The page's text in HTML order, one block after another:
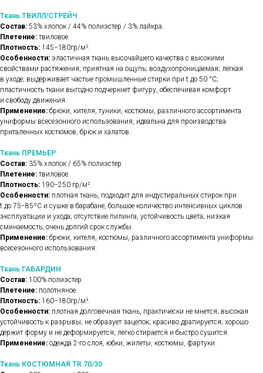
Ткань ТВИЛЛ/СТРЕЙЧ
Состав: 53% хлопок / 44% полиэстер / 3% лайкра.
Плетение: твиловое.
Плотность: 145−180гр/м².
Особенности: эластичная ткань высочайшего качества с высокими
свойствами растяжения; приятная на ощупь; воздухопроницаемая; лёгкая
в уходе; выдерживает частые промышленные стирки при t до 50 °C;
пластичность ткани выгодно подчеркнет фигуру, обеспечивая комфорт
и свободу движения.
Применение: брюки, кителя, туники, костюмы, различного ассортимента
униформы всесезонного использования, идеальна для производства
приталенных костюмов, брюк и халатов.
Ткань ПРЕМЬЕР
Состав: 35% хлопок / 65% полиэстер.
Плетение: твиловое.
Плотность: 190−250 гр/м².
Особенности: плотная ткань, подходит для индустиральных стирок при
t до 75−85ºС и сушке в барабане, большое количество интенсивных циклов
эксплуатации и ухода; отсутствие пилинга, устойчивость цвета; низкая
сминаемость; очень долгий срок службы.
Применение: брюки, кителя, костюмы, различного ассортимента униформы
всесезонного использования.
Ткань ГАБАРДИН
Состав: 100% полиэстер.
Плетение: полотняное.
Плотность: 160−180гр/м².
Особенности: плотная долговечная ткань, практически не мнется; высокая
устойчивость к разрывы; не образует зацепок; красиво драпируется; хорошо
держит форму и не деформируется; легко стирается и быстро сушится.
Применение: одежда 2-го слоя, юбки, жилеты, костюмы, фартуки.
Ткань КОСТЮМНАЯ TR 70/30